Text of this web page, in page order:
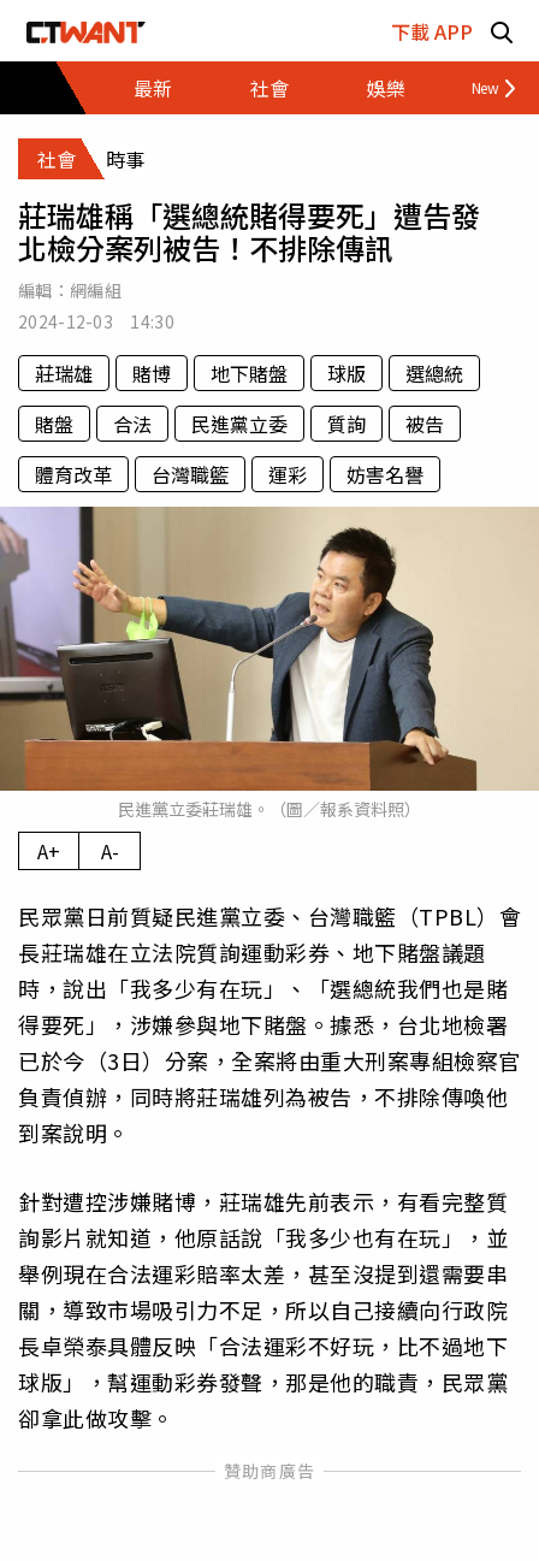
下載 APP
最新
社會 娛樂 財經
社會 時事
莊瑞雄稱「選總統賭得要死」遭告發
北檢分案列被告！不排除傳訊
編輯： 網編組
2024-12-03 14:30
莊瑞雄 賭博 地下賭盤 球版
選總統
賭盤
合法 民進黨立委 質詢
被告
體育改革
台灣職籃 運彩 妨害名譽
民進黨立委莊瑞雄。（圖／報系資料照）
A+ A-
民眾黨日前質疑民進黨立委、台灣職籃（TPBL）會
長莊瑞雄在立法院質詢運動彩券、地下賭盤議題
時，說出「我多少有在玩」、「選總統我們也是賭
得要死」，涉嫌參與地下賭盤。據悉，台北地檢署
已於今（3日）分案，全案將由重大刑案專組檢察官
負責偵辦，同時將莊瑞雄列為被告，不排除傳喚他
到案說明。
針對遭控涉嫌賭博，莊瑞雄先前表示，有看完整質
詢影片就知道，他原話說「我多少也有在玩」，並
舉例現在合法運彩賠率太差，甚至沒提到還需要串
關，導致市場吸引力不足，所以自己接續向行政院
長卓榮泰具體反映「合法運彩不好玩，比不過地下
球版」，幫運動彩券發聲，那是他的職責，民眾黨
卻拿此做攻擊。